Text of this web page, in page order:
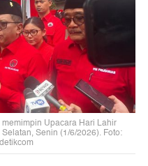
Upacara Hari Lahir
Senin (1/6/2026). Foto: